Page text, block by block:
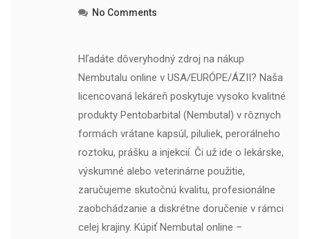
No Comments
Hľadáte dôveryhodný zdroj na nákup
Nembutalu online v USA/EURÓPE/ÁZII? Naša
licencovaná lekáreň poskytuje vysoko kvalitné
produkty Pentobarbital (Nembutal) v rôznych
formách vrátane kapsúl, piluliek, perorálneho
roztoku, prášku a injekcií. Či už ide o lekárske,
výskumné alebo veterinárne použitie,
zaručujeme skutočnú kvalitu, profesionálne
zaobchádzanie a diskrétne doručenie v rámci
celej krajiny. Kúpiť Nembutal online –